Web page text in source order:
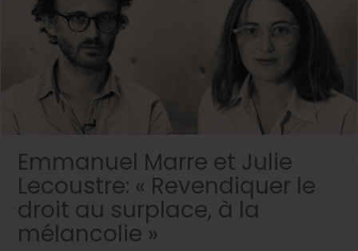
Emmanuel Marre et Julie
Lecoustre: « Revendiquer le
droit au surplace, à la
mélancolie »